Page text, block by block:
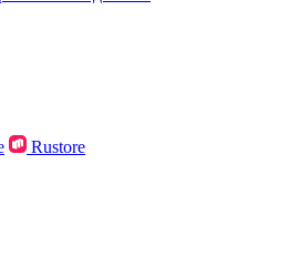
Rustore